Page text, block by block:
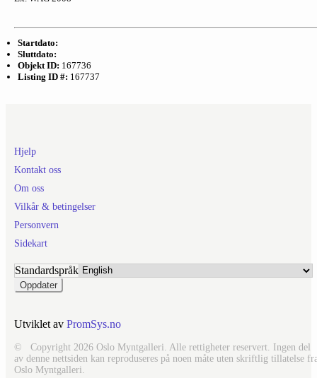
Startdato:
Sluttdato:
Objekt ID: 167736
Listing ID #: 167737
Hjelp
Kontakt oss
Om oss
Vilkår & betingelser
Personvern
Sidekart
Standardspråk
Utviklet av PromSys.no
© Copyright 2026 Oslo Myntgalleri. Alle rettigheter reservert. Ingen del
av denne nettsiden kan reproduseres på noen måte uten skriftlig tillatelse
Oslo Myntgalleri.